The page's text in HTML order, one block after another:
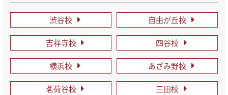
渋谷校 自由が丘校
吉祥寺校 四谷校
横浜校 あざみ野校
茗荷谷校 三田校